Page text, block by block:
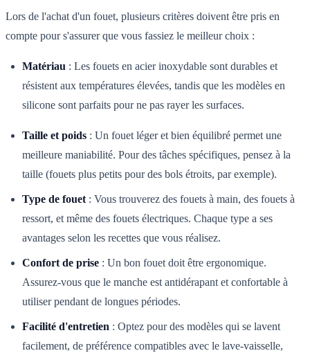
Lors de l'achat d'un fouet, plusieurs critères doivent être pris en
compte pour s'assurer que vous fassiez le meilleur choix :
Matériau : Les fouets en acier inoxydable sont durables et
résistent aux températures élevées, tandis que les modèles en
silicone sont parfaits pour ne pas rayer les surfaces.
Taille et poids : Un fouet léger et bien équilibré permet une
meilleure maniabilité. Pour des tâches spécifiques, pensez à la
taille (fouets plus petits pour des bols étroits, par exemple).
Type de fouet : Vous trouverez des fouets à main, des fouets à
ressort, et même des fouets électriques. Chaque type a ses
avantages selon les recettes que vous réalisez.
Confort de prise : Un bon fouet doit être ergonomique.
Assurez-vous que le manche est antidérapant et confortable à
utiliser pendant de longues périodes.
Facilité d'entretien : Optez pour des modèles qui se lavent
facilement, de préférence compatibles avec le lave-vaisselle,